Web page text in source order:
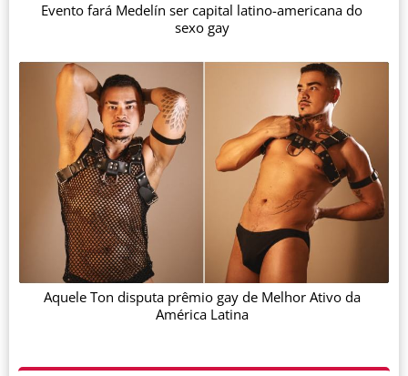
Evento fará Medelín ser capital latino-americana do
sexo gay
Aquele Ton disputa prêmio gay de Melhor Ativo da
América Latina